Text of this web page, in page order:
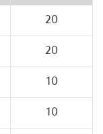
20
20
10
10